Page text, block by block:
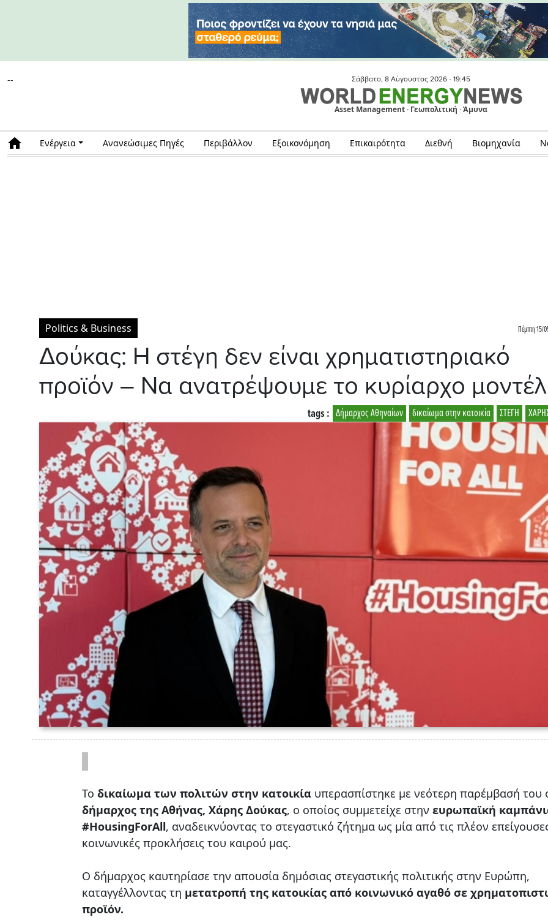
-- Σάββατο, 8 Αύγουστος 2026 - 19:45
Asset Management · Γεωπολιτική · Άμυνα
Ενέργεια Ανανεώσιμες Πηγές Περιβάλλον Εξοικονόμηση Επικαιρότητα Διεθνή Βιομηχανία
Politics & Business Πέμπτη 15/
Δούκας: Η στέγη δεν είναι χρηματιστηριακό
προϊόν – Να ανατρέψουμε το κυρίαρχο
ΣΤΕΓΗ
δικαίωμα στην κατοικία
Δήμαρχος Αθηναίων
tags :
Το δικαίωμα των πολιτών στην κατοικία υπερασπίστηκε με νεότερη παρέμβασή του
δήμαρχος της Αθήνας, Χάρης Δούκας, ο οποίος συμμετείχε στην ευρωπαϊκή
#HousingForAll, αναδεικνύοντας το στεγαστικό ζήτημα ως μία από τις πλέον
κοινωνικές προκλήσεις του καιρού μας.
Ο δήμαρχος καυτηρίασε την απουσία δημόσιας στεγαστικής πολιτικής στην Ευρώπη,
καταγγέλλοντας τη μετατροπή της κατοικίας από κοινωνικό αγαθό σε
προϊόν.